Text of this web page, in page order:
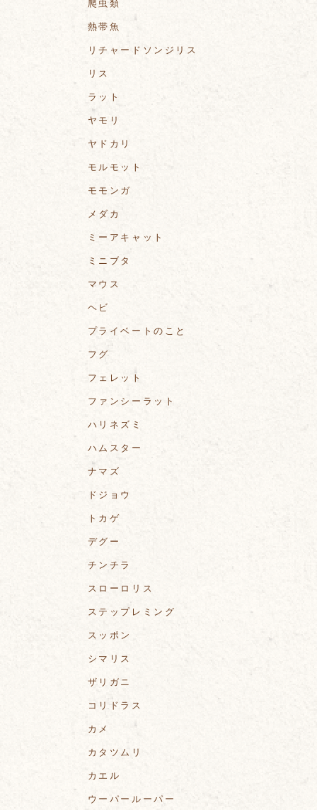
爬虫類
熱帯魚
リチャードソンジリス
リス
ラット
ヤモリ
ヤドカリ
モルモット
モモンガ
メダカ
ミーアキャット
ミニブタ
マウス
ヘビ
プライベートのこと
フグ
フェレット
ファンシーラット
ハリネズミ
ハムスター
ナマズ
ドジョウ
トカゲ
デグー
チンチラ
スローロリス
ステップレミング
スッポン
シマリス
ザリガニ
コリドラス
カメ
カタツムリ
カエル
ウーパールーパー